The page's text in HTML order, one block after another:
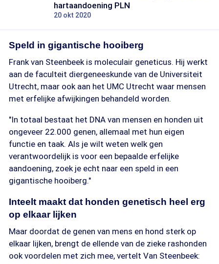
hartaandoening PLN
20 okt 2020
Speld in gigantische hooiberg
Frank van Steenbeek is moleculair geneticus. Hij werkt
aan de faculteit diergeneeskunde van de Universiteit
Utrecht, maar ook aan het UMC Utrecht waar mensen
met erfelijke afwijkingen behandeld worden.
"In totaal bestaat het DNA van mensen en honden uit
ongeveer 22.000 genen, allemaal met hun eigen
functie en taak. Als je wilt weten welk gen
verantwoordelijk is voor een bepaalde erfelijke
aandoening, zoek je echt naar een speld in een
gigantische hooiberg."
Inteelt maakt dat honden genetisch heel erg
op elkaar lijken
Maar doordat de genen van mens en hond sterk op
elkaar lijken, brengt de ellende van de zieke rashonden
ook voordelen met zich mee, vertelt Van Steenbeek: